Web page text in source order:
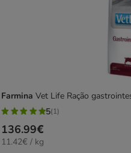
Farmina Vet Life Ração
5
estrelas
com
5(1)
Preço
136.99€
136.99€
11.42€
11.42€ / kg